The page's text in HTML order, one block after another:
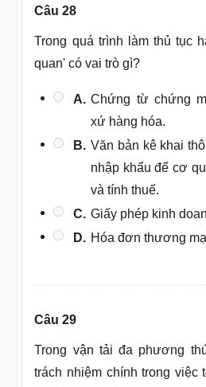
Câu 28
Trong quá trình làm thủ tục
quan' có vai trò gì?
A. Chứng từ chứng
xứ hàng hóa.
B. Văn bản kê khai
nhập khẩu để cơ
và tính thuế.
C. Giấy phép kinh
D. Hóa đơn thương
Câu 29
Trong vận tải đa phương
trách nhiệm chính trong việc